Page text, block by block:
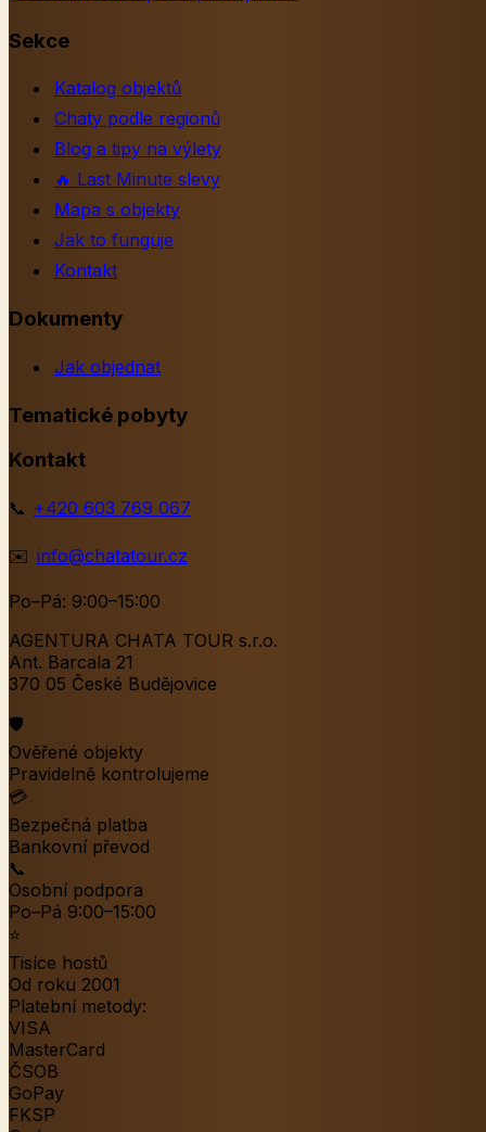
Sekce
Katalog objektů
Chaty podle regionů
Blog a tipy na výlety
🔥 Last Minute slevy
Mapa s objekty
Jak to funguje
Kontakt
Dokumenty
Jak objednat
Tematické pobyty
Kontakt
📞 +420 603 769 067
✉️ info@chatatour.cz
Po–Pá: 9:00–15:00
AGENTURA CHATA TOUR s.r.o.
Ant. Barcala 21
370 05 České Budějovice
🛡️
Ověřené objekty
Pravidelně kontrolujeme
💳
Bezpečná platba
Bankovní převod
📞
Osobní podpora
Po–Pá 9:00–15:00
⭐
Tisíce hostů
Od roku 2001
Platební metody:
VISA
MasterCard
ČSOB
GoPay
FKSP